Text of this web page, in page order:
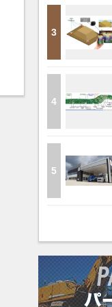
3
4
5